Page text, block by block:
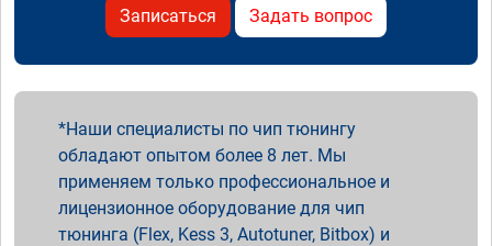
Записаться Задать вопрос
Наши специалисты по чип тюнингу
обладают опытом более 8 лет. Мы
применяем только профессиональное и
лицензионное оборудование для чип
тюнинга (Flex, Kess 3, Autotuner, Bitbox) и